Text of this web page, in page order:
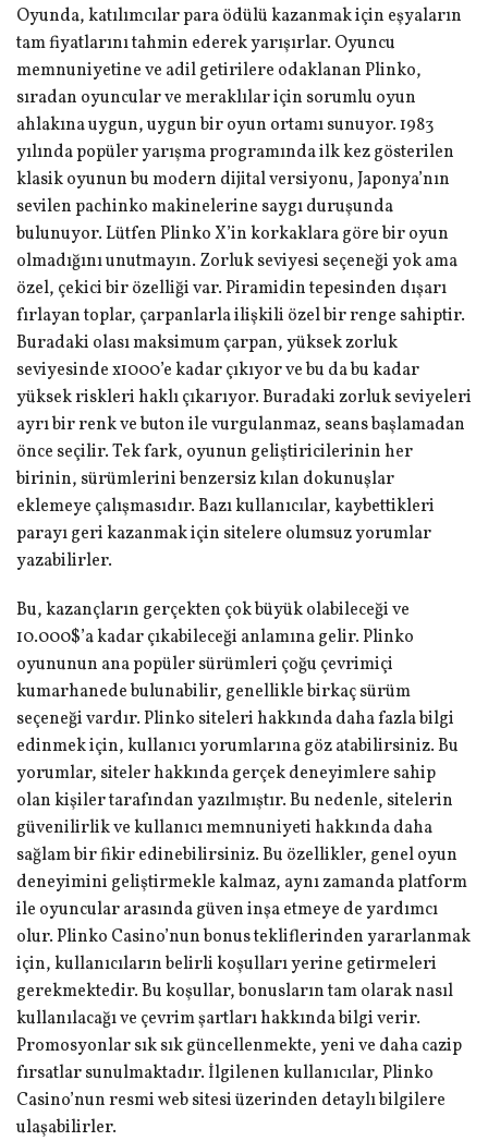
Oyunda, katılımcılar para ödülü kazanmak için eşyaların
tam fiyatlarını tahmin ederek yarışırlar. Oyuncu
memnuniyetine ve adil getirilere odaklanan Plinko,
sıradan oyuncular ve meraklılar için sorumlu oyun
ahlakına uygun, uygun bir oyun ortamı sunuyor. 1983
yılında popüler yarışma programında ilk kez gösterilen
klasik oyunun bu modern dijital versiyonu, Japonya’nın
sevilen pachinko makinelerine saygı duruşunda
bulunuyor. Lütfen Plinko X’in korkaklara göre bir oyun
olmadığını unutmayın. Zorluk seviyesi seçeneği yok ama
özel, çekici bir özelliği var. Piramidin tepesinden dışarı
fırlayan toplar, çarpanlarla ilişkili özel bir renge sahiptir.
Buradaki olası maksimum çarpan, yüksek zorluk
seviyesinde x1000’e kadar çıkıyor ve bu da bu kadar
yüksek riskleri haklı çıkarıyor. Buradaki zorluk seviyeleri
ayrı bir renk ve buton ile vurgulanmaz, seans başlamadan
önce seçilir. Tek fark, oyunun geliştiricilerinin her
birinin, sürümlerini benzersiz kılan dokunuşlar
eklemeye çalışmasıdır. Bazı kullanıcılar, kaybettikleri
parayı geri kazanmak için sitelere olumsuz yorumlar
yazabilirler.
Bu, kazançların gerçekten çok büyük olabileceği ve
10.000$’a kadar çıkabileceği anlamına gelir. Plinko
oyununun ana popüler sürümleri çoğu çevrimiçi
kumarhanede bulunabilir, genellikle birkaç sürüm
seçeneği vardır. Plinko siteleri hakkında daha fazla bilgi
edinmek için, kullanıcı yorumlarına göz atabilirsiniz. Bu
yorumlar, siteler hakkında gerçek deneyimlere sahip
olan kişiler tarafından yazılmıştır. Bu nedenle, sitelerin
güvenilirlik ve kullanıcı memnuniyeti hakkında daha
sağlam bir fikir edinebilirsiniz. Bu özellikler, genel oyun
deneyimini geliştirmekle kalmaz, aynı zamanda platform
ile oyuncular arasında güven inşa etmeye de yardımcı
olur. Plinko Casino’nun bonus tekliflerinden yararlanmak
için, kullanıcıların belirli koşulları yerine getirmeleri
gerekmektedir. Bu koşullar, bonusların tam olarak nasıl
kullanılacağı ve çevrim şartları hakkında bilgi verir.
Promosyonlar sık sık güncellenmekte, yeni ve daha cazip
fırsatlar sunulmaktadır. İlgilenen kullanıcılar, Plinko
Casino’nun resmi web sitesi üzerinden detaylı bilgilere
ulaşabilirler.